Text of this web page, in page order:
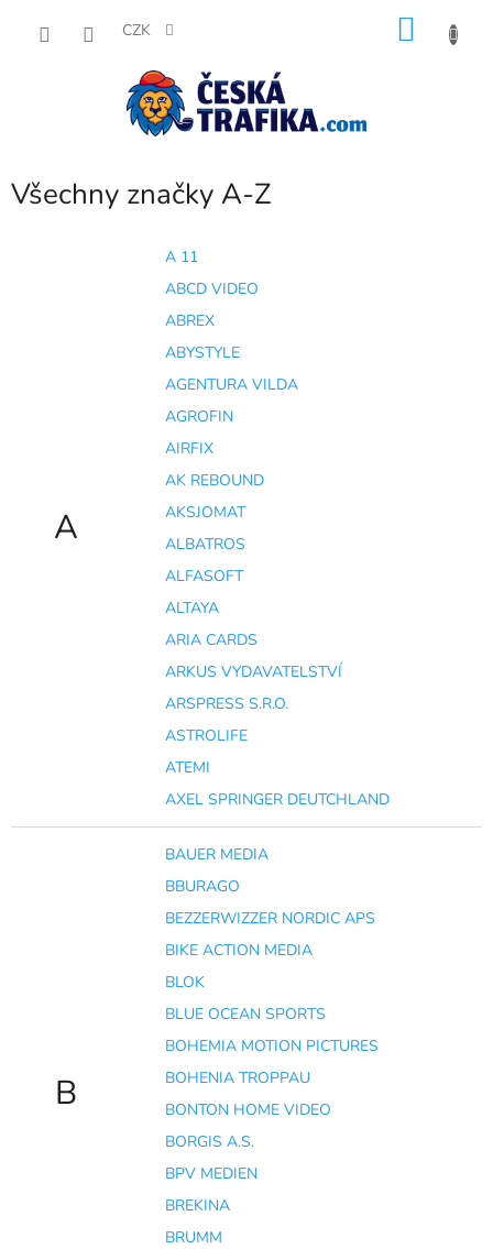
CZK
Všechny značky A-Z
A
A 11
ABCD VIDEO
ABREX
ABYSTYLE
AGENTURA VILDA
AGROFIN
AIRFIX
AK REBOUND
AKSJOMAT
ALBATROS
ALFASOFT
ALTAYA
ARIA CARDS
ARKUS VYDAVATELSTVÍ
ARSPRESS S.R.O.
ASTROLIFE
ATEMI
AXEL SPRINGER DEUTCHLAND
B
BAUER MEDIA
BBURAGO
BEZZERWIZZER NORDIC APS
BIKE ACTION MEDIA
BLOK
BLUE OCEAN SPORTS
BOHEMIA MOTION PICTURES
BOHENIA TROPPAU
BONTON HOME VIDEO
BORGIS A.S.
BPV MEDIEN
BREKINA
BRUMM